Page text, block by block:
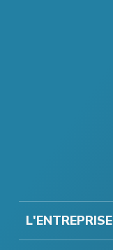
L'ENTREPRISE